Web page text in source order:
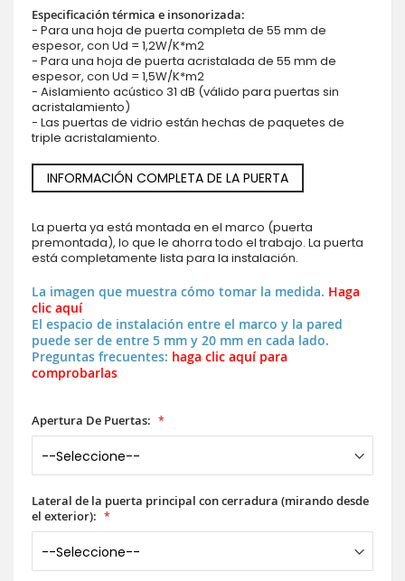
Especificación térmica e insonorizada:
- Para una hoja de puerta completa de 55 mm de
espesor, con Ud = 1,2W/K*m2
- Para una hoja de puerta acristalada de 55 mm de
espesor, con Ud = 1,5W/K*m2
- Aislamiento acústico 31 dB (válido para puertas sin
acristalamiento)
- Las puertas de vidrio están hechas de paquetes de
triple acristalamiento.
INFORMACIÓN COMPLETA DE LA PUERTA
La puerta ya está montada en el marco (puerta
premontada), lo que le ahorra todo el trabajo. La puerta
está completamente lista para la instalación.
La imagen que muestra cómo tomar la medida. Haga
clic aquí
El espacio de instalación entre el marco y la pared
puede ser de entre 5 mm y 20 mm en cada lado.
Preguntas frecuentes: haga clic aquí para
comprobarlas
Apertura De Puertas:
Lateral de la puerta principal con cerradura (mirando desde
el exterior):